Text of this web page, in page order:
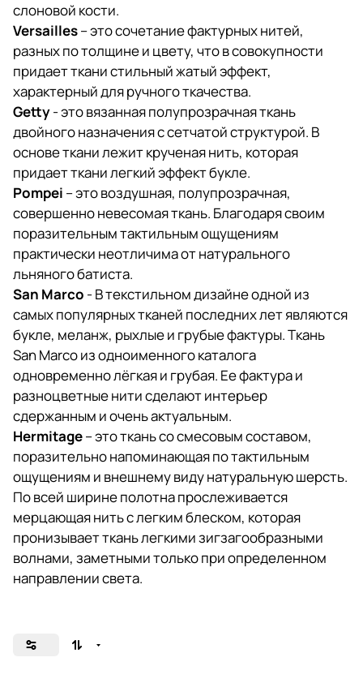
слоновой кости.
Versailles– это сочетание фактурных нитей,
разных по толщине и цвету, что в совокупности
придает ткани стильный жатый эффект,
характерный для ручного ткачества.
Getty- это вязанная полупрозрачная ткань
двойного назначения с сетчатой структурой. В
основе ткани лежит крученая нить, которая
придает ткани легкий эффект букле.
Pompei – это воздушная, полупрозрачная,
совершенно невесомая ткань. Благодаря своим
поразительным тактильным ощущениям
практически неотличима от натурального
льняного батиста.
San Marco - В текстильном дизайне одной из
самых популярных тканей последних лет являются
букле, меланж, рыхлые и грубые фактуры. Ткань
San Marco из одноименного каталога
одновременно лёгкая и грубая. Ее фактура и
разноцветные нити сделают интерьер
сдержанным и очень актуальным.
Hermitage– это ткань со смесовым составом,
поразительно напоминающая по тактильным
ощущениям и внешнему виду натуральную шерсть.
По всей ширине полотна прослеживается
мерцающая нить с легким блеском, которая
пронизывает ткань легкими зигзагообразными
волнами, заметными только при определенном
направлении света.